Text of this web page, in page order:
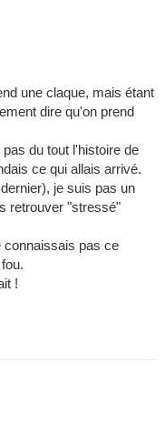
une claque, mais étant
dire qu'on prend
du tout l'histoire de
ce qui allais arrivé.
je suis pas un
retrouver "stressé"
connaissais pas ce
!